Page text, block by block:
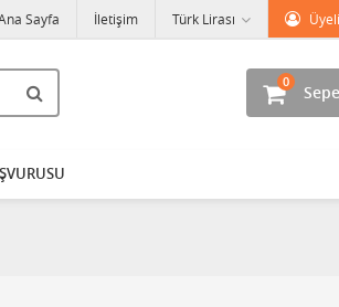
Türk Lirası
Sayfa İletişim
0